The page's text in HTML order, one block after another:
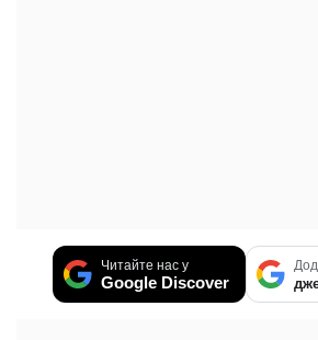
Читайте нас у
Google Discover